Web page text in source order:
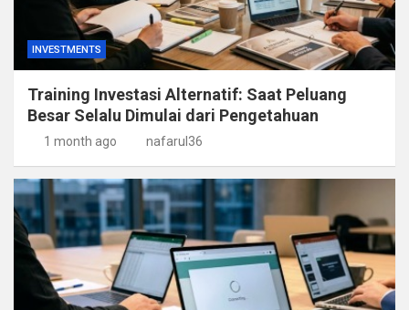
INVESTMENTS
Training Investasi Alternatif: Saat Peluang
Besar Selalu Dimulai dari Pengetahuan
1 month ago nafarul36